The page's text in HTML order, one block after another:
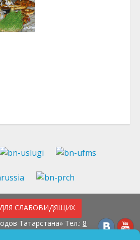
СЛАБОВИДЯЩИХ
Татарстана» Тел.: 8